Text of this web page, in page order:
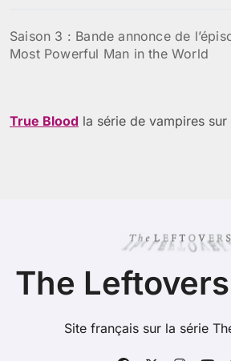
Saison 3 : Bande annonce de
Most Powerful Man in the World
True Blood la série de vampires sur
The
Site français sur la série